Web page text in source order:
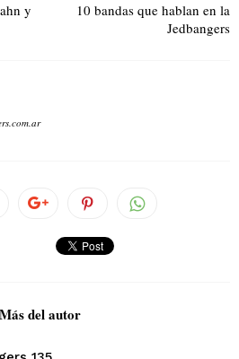
y
10 bandas que hablan en la
Jedbangers
Más del autor